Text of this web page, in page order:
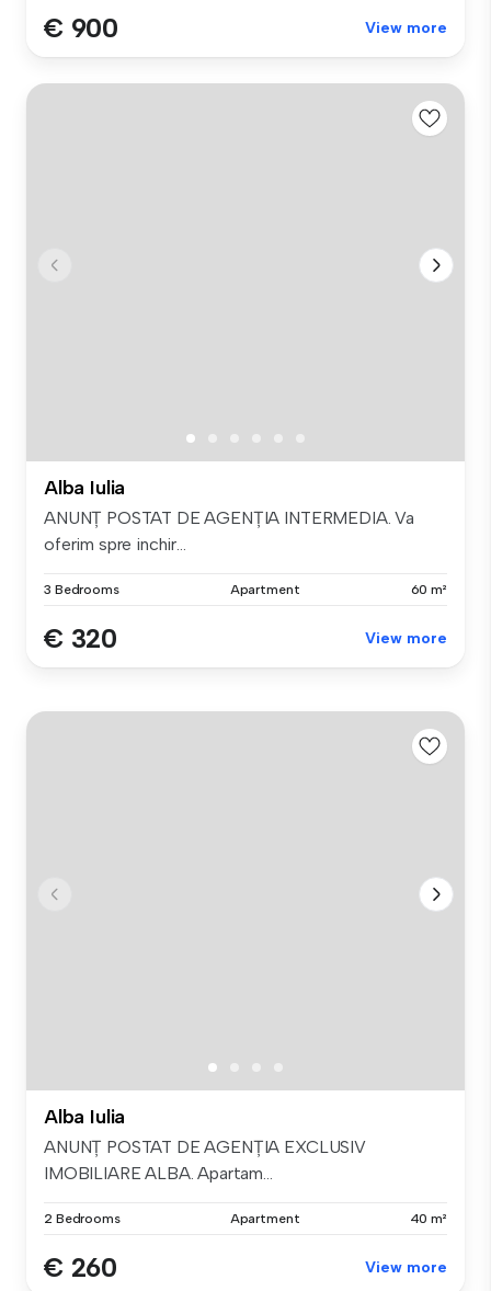
€ 900 View more
Alba Iulia
ANUNȚ POSTAT DE AGENȚIA INTERMEDIA. Va
oferim spre inchir...
3 Bedrooms Apartment 60 m²
€ 320 View more
Alba Iulia
ANUNȚ POSTAT DE AGENȚIA EXCLUSIV
IMOBILIARE ALBA. Apartam...
2 Bedrooms Apartment 40 m²
€ 260 View more